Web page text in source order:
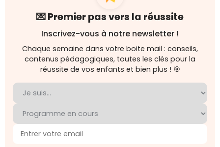
💌 Premier pas vers la réussite
Inscrivez-vous à notre newsletter !
Chaque semaine dans votre boite mail : conseils,
contenus pédagogiques, toutes les clés pour la
réussite de vos enfants et bien plus ! 🎯